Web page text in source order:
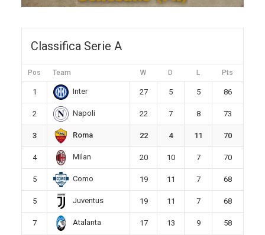
Classifica Serie A
Pos Team W D L Pts
1 Inter 27 5 5 86
2 Napoli 22 7 8 73
3 Roma 22 4 11 70
4 Milan 20 10 7 70
5 Como 19 11 7 68
5 Juventus 19 11 7 68
7 Atalanta 17 13 9 58